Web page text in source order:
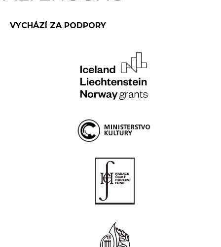
VYCHÁZÍ ZA PODPORY